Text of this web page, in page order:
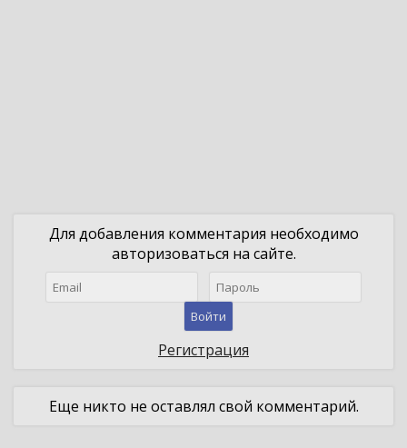
Для добавления комментария необходимо
авторизоваться на сайте.
Войти
Регистрация
Еще никто не оставлял свой комментарий.